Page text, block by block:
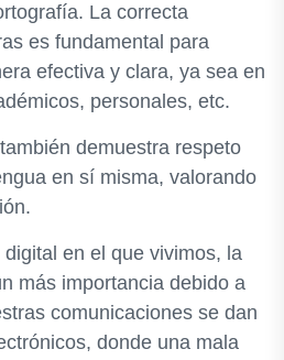
La correcta
es fundamental para
efectiva y clara, ya sea en
personales, etc.
demuestra respeto
en sí misma, valorando
en el que vivimos, la
más importancia debido a
comunicaciones se dan
donde una mala